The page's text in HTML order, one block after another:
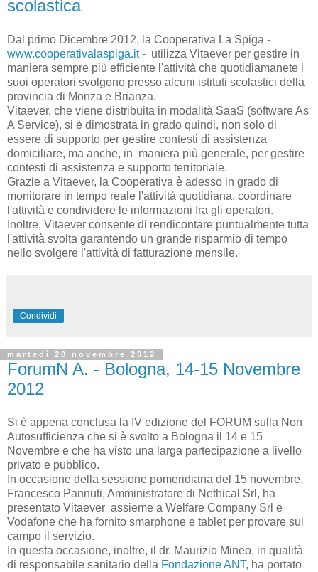
scolastica
Dal primo Dicembre 2012, la Cooperativa La Spiga -
www.cooperativalaspiga.it- utilizza Vitaever per gestire in
maniera sempre più efficiente l'attività che quotidiamanete i
suoi operatori svolgono presso alcuni istituti scolastici della
provincia di Monza e Brianza.
Vitaever, che viene distribuita in modalità SaaS (software As
A Service), si è dimostrata in grado quindi, non solo di
essere di supporto per gestire contesti di assistenza
domiciliare, ma anche, in maniera più generale, per gestire
contesti di assistenza e supporto territoriale.
Grazie a Vitaever, la Cooperativa è adesso in grado di
monitorare in tempo reale l'attività quotidiana, coordinare
l'attività e condividere le informazioni fra gli operatori.
Inoltre, Vitaever consente di rendicontare puntualmente tutta
l'attività svolta garantendo un grande risparmio di tempo
nello svolgere l'attività di fatturazione mensile.
Condividi
martedì 20 novembre 2012
ForumN A. - Bologna, 14-15 Novembre
2012
Si è appena conclusa la IV edizione del FORUM sulla Non
Autosufficienza che si è svolto a Bologna il 14 e 15
Novembre e che ha visto una larga partecipazione a livello
privato e pubblico.
In occasione della sessione pomeridiana del 15 novembre,
Francesco Pannuti, Amministratore di Nethical Srl, ha
presentato Vitaever assieme a Welfare Company Srl e
Vodafone che ha fornito smarphone e tablet per provare sul
campo il servizio.
In questa occasione, inoltre, il dr. Maurizio Mineo, in qualità
di responsabile sanitario della Fondazione ANT, ha portato